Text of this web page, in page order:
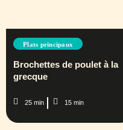
Plats principaux
Brochettes de poulet à la
grecque
25 min 15 min